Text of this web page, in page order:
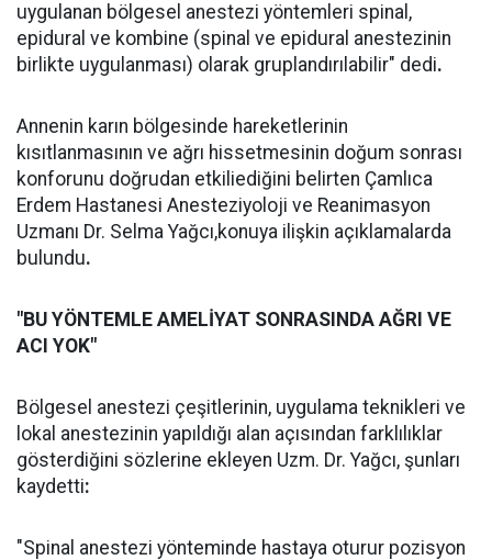
uygulanan bölgesel anestezi yöntemleri spinal,
epidural ve kombine (spinal ve epidural anestezinin
birlikte uygulanması) olarak gruplandırılabilir" dedi.
Annenin karın bölgesinde hareketlerinin
kısıtlanmasının ve ağrı hissetmesinin doğum sonrası
konforunu doğrudan etkiliediğini belirten Çamlıca
Erdem Hastanesi Anesteziyoloji ve Reanimasyon
Uzmanı Dr. Selma Yağcı,konuya ilişkin açıklamalarda
bulundu.
"BU YÖNTEMLE AMELİYAT SONRASINDA AĞRI VE
ACI YOK"
Bölgesel anestezi çeşitlerinin, uygulama teknikleri ve
lokal anestezinin yapıldığı alan açısından farklılıklar
gösterdiğini sözlerine ekleyen Uzm. Dr. Yağcı, şunları
kaydetti:
"Spinal anestezi yönteminde hastaya oturur pozisyon